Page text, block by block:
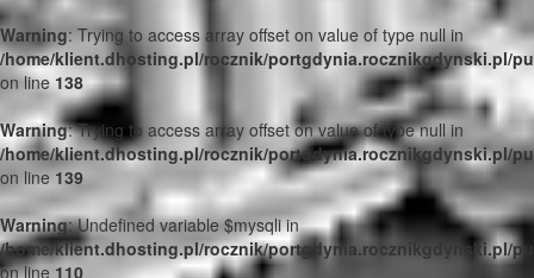
Warning: Trying to access array offset on value of type null in
/home/klient.dhosting.pl/rocznik/portgdynia.rocznikgdynski.pl/
on line138
Warning: Trying to access array offset on value of type null in
/home/klient.dhosting.pl/rocznik/portgdynia.rocznikgdynski.pl/
on line139
Warning: Undefined variable $mysqli in
/home/klient.dhosting.pl/rocznik/portgdynia.rocznikgdynski.pl/
on line 110